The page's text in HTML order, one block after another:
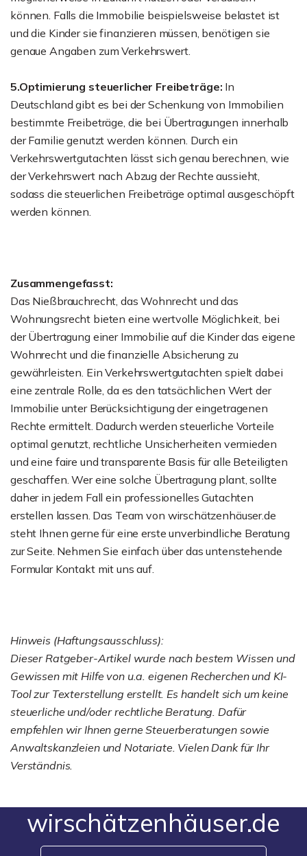
können. Falls die Immobilie beispielsweise belastet ist
und die Kinder sie finanzieren müssen, benötigen sie
genaue Angaben zum Verkehrswert.
5.Optimierung steuerlicher Freibeträge: In
Deutschland gibt es bei der Schenkung von Immobilien
bestimmte Freibeträge, die bei Übertragungen innerhalb
der Familie genutzt werden können. Durch ein
Verkehrswertgutachten lässt sich genau berechnen, wie
der Verkehrswert nach Abzug der Rechte aussieht,
sodass die steuerlichen Freibeträge optimal ausgeschöpft
werden können.
Zusammengefasst:
Das Nießbrauchrecht, das Wohnrecht und das
Wohnungsrecht bieten eine wertvolle Möglichkeit, bei
der Übertragung einer Immobilie auf die Kinder das eigene
Wohnrecht und die finanzielle Absicherung zu
gewährleisten. Ein Verkehrswertgutachten spielt dabei
eine zentrale Rolle, da es den tatsächlichen Wert der
Immobilie unter Berücksichtigung der eingetragenen
Rechte ermittelt. Dadurch werden steuerliche Vorteile
optimal genutzt, rechtliche Unsicherheiten vermieden
und eine faire und transparente Basis für alle Beteiligten
geschaffen. Wer eine solche Übertragung plant, sollte
daher in jedem Fall ein professionelles Gutachten
erstellen lassen. Das Team von wirschätzenhäuser.de
steht Ihnen gerne für eine erste unverbindliche Beratung
zur Seite. Nehmen Sie einfach über das untenstehende
Formular Kontakt mit uns auf.
Hinweis (Haftungsausschluss):
Dieser Ratgeber-Artikel wurde nach bestem Wissen und
Gewissen mit Hilfe von u.a. eigenen Recherchen und KI-
Tool zur Texterstellung erstellt. Es handelt sich um keine
steuerliche und/oder rechtliche Beratung. Dafür
empfehlen wir Ihnen gerne Steuerberatungen sowie
Anwaltskanzleien und Notariate. Vielen Dank für Ihr
Verständnis.
wirschätzenhäuser.de